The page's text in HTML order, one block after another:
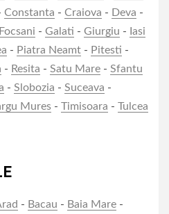
Constanta - Craiova - Deva -
Focsani - Galati - Giurgiu - Iasi
- Piatra Neamt - Pitesti -
- Resita - Satu Mare - Sfantu
- Slobozia - Suceava -
Mures - Timisoara - Tulcea
- Bacau - Baia Mare -